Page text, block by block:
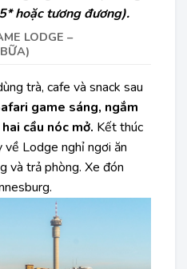
hoặc tương đương).
LODGE –
trà, cafe và snack sau
game sáng, ngắm
cầu nóc mở. Kết thúc
về Lodge nghỉ ngơi ăn
và trả phòng. Xe đón